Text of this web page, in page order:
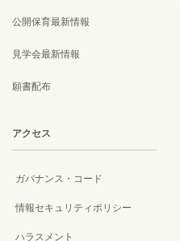
公開保育最新情報
見学会最新情報
願書配布
アクセス
ガバナンス・コード
情報セキュリティポリシー
ハラスメント